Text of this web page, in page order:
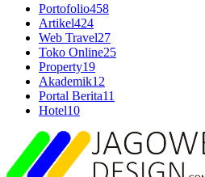
Portofolio458
Artikel424
Web Travel27
Toko Online25
Property19
Akademik12
Portal Berita11
Hotel10